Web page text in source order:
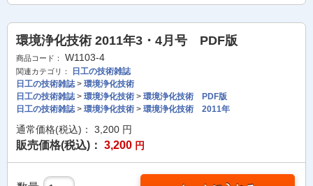
環境浄化技術 2011年3・4月号 PDF版
商品コード： W1103-4
関連カテゴリ：
日工の技術雑誌
日工の技術雑誌> 環境浄化技術
日工の技術雑誌> 環境浄化技術 > 環境浄化技術 PDF版
日工の技術雑誌> 環境浄化技術 > 環境浄化技術 2011年
通常価格(税込)： 3,200 円
販売価格(税込)： 3,200 円